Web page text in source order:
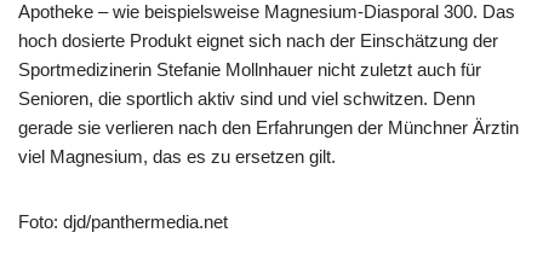
Apotheke – wie beispielsweise Magnesium-Diasporal 300. Das
hoch dosierte Produkt eignet sich nach der Einschätzung der
Sportmedizinerin Stefanie Mollnhauer nicht zuletzt auch für
Senioren, die sportlich aktiv sind und viel schwitzen. Denn
gerade sie verlieren nach den Erfahrungen der Münchner Ärztin
viel Magnesium, das es zu ersetzen gilt.
Foto: djd/panthermedia.net